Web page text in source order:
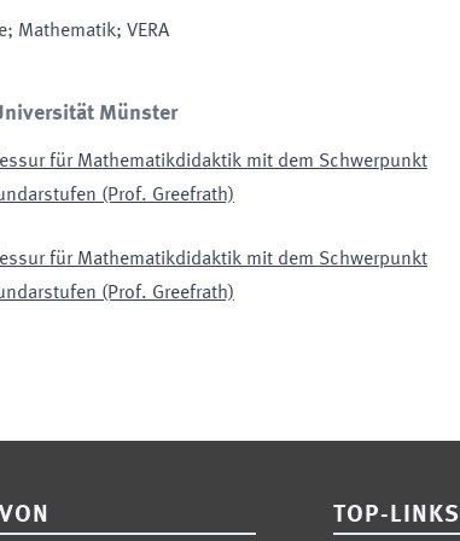
Mathematik; VERA
Münster
für Mathematikdidaktik mit dem Schwerpunkt
(Prof. Greefrath)
für Mathematikdidaktik mit dem Schwerpunkt
(Prof. Greefrath)
TOP-LINKS